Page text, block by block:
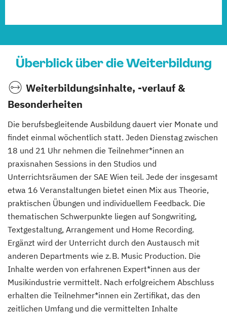
Überblick über die Weiterbildung
Weiterbildungsinhalte, -verlauf &
Besonderheiten
Die berufsbegleitende Ausbildung dauert vier Monate und
findet einmal wöchentlich statt. Jeden Dienstag zwischen
18 und 21 Uhr nehmen die Teilnehmer*innen an
praxisnahen Sessions in den Studios und
Unterrichtsräumen der SAE Wien teil. Jede der insgesamt
etwa 16 Veranstaltungen bietet einen Mix aus Theorie,
praktischen Übungen und individuellem Feedback. Die
thematischen Schwerpunkte liegen auf Songwriting,
Textgestaltung, Arrangement und Home Recording.
Ergänzt wird der Unterricht durch den Austausch mit
anderen Departments wie z. B. Music Production. Die
Inhalte werden von erfahrenen Expert*innen aus der
Musikindustrie vermittelt. Nach erfolgreichem Abschluss
erhalten die Teilnehmer*innen ein Zertifikat, das den
zeitlichen Umfang und die vermittelten Inhalte